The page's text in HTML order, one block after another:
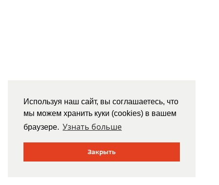
Используя наш сайт, вы соглашаетесь, что
мы можем хранить куки (cookies) в вашем
браузере. Узнать больше
Закрыть